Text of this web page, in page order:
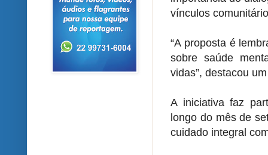
vínculos
“A proposta é
sobre saúde
vidas”, destacou
A iniciativa faz
longo do mês de
cuidado integral